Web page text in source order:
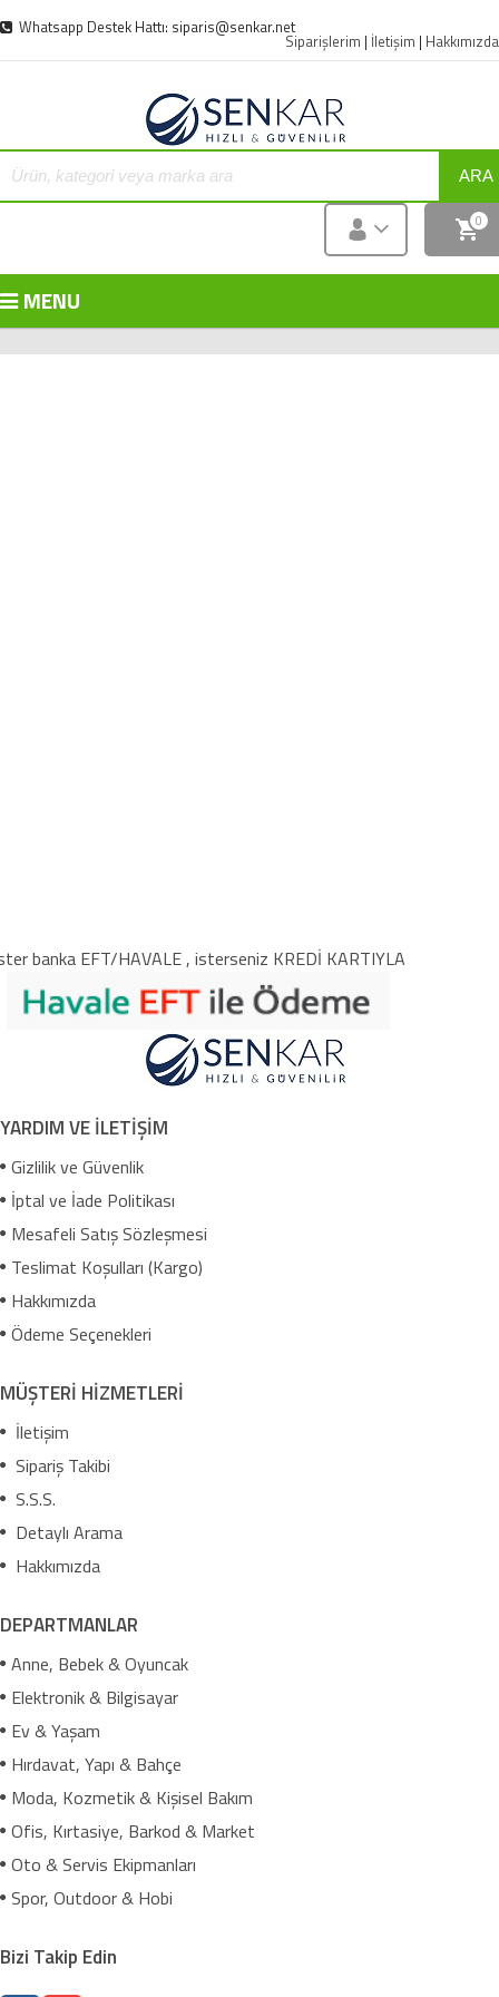
Whatsapp Destek Hattı: siparis@senkar.net
Siparişlerim | İletişim | Hakkımızda
ARA
0
MENU
banka EFT/HAVALE , isterseniz KREDİ KARTIYLA
YARDIM VE İLETİŞİM
Gizlilik ve Güvenlik
İptal ve İade Politikası
Mesafeli Satış Sözleşmesi
Teslimat Koşulları (Kargo)
Hakkımızda
Ödeme Seçenekleri
MÜŞTERİ HİZMETLERİ
İletişim
Sipariş Takibi
S.S.S.
Detaylı Arama
Hakkımızda
DEPARTMANLAR
Anne, Bebek & Oyuncak
Elektronik & Bilgisayar
Ev & Yaşam
Hırdavat, Yapı & Bahçe
Moda, Kozmetik & Kişisel Bakım
Ofis, Kırtasiye, Barkod & Market
Oto & Servis Ekipmanları
Spor, Outdoor & Hobi
Bizi Takip Edin